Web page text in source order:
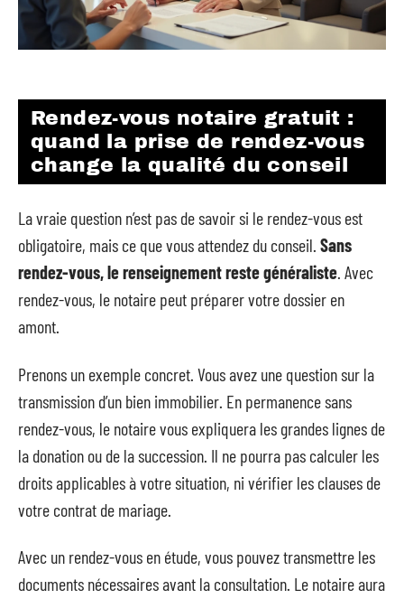
Rendez-vous notaire gratuit :
quand la prise de rendez-vous
change la qualité du conseil
La vraie question n’est pas de savoir si le rendez-vous est
obligatoire, mais ce que vous attendez du conseil. Sans
rendez-vous, le renseignement reste généraliste. Avec
rendez-vous, le notaire peut préparer votre dossier en
amont.
Prenons un exemple concret. Vous avez une question sur la
transmission d’un bien immobilier. En permanence sans
rendez-vous, le notaire vous expliquera les grandes lignes de
la donation ou de la succession. Il ne pourra pas calculer les
droits applicables à votre situation, ni vérifier les clauses de
votre contrat de mariage.
Avec un rendez-vous en étude, vous pouvez transmettre les
documents nécessaires avant la consultation. Le notaire aura